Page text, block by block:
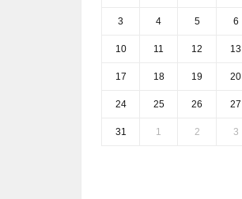
3 4 5 6
10 11 12 13
17 18 19 20
24 25 26 27
31 1 2 3